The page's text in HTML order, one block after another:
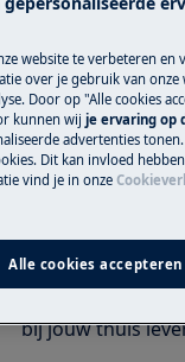
Serviceafspraak
Vind originele
voor je apparaat
bij jouw thuis
website te verbeteren en
over je gebruik van onze
Door op "Alle cookies
kunnen wij je ervaring op
advertenties
Dit kan invloed
vind je in onze
Alle cookies accepteren